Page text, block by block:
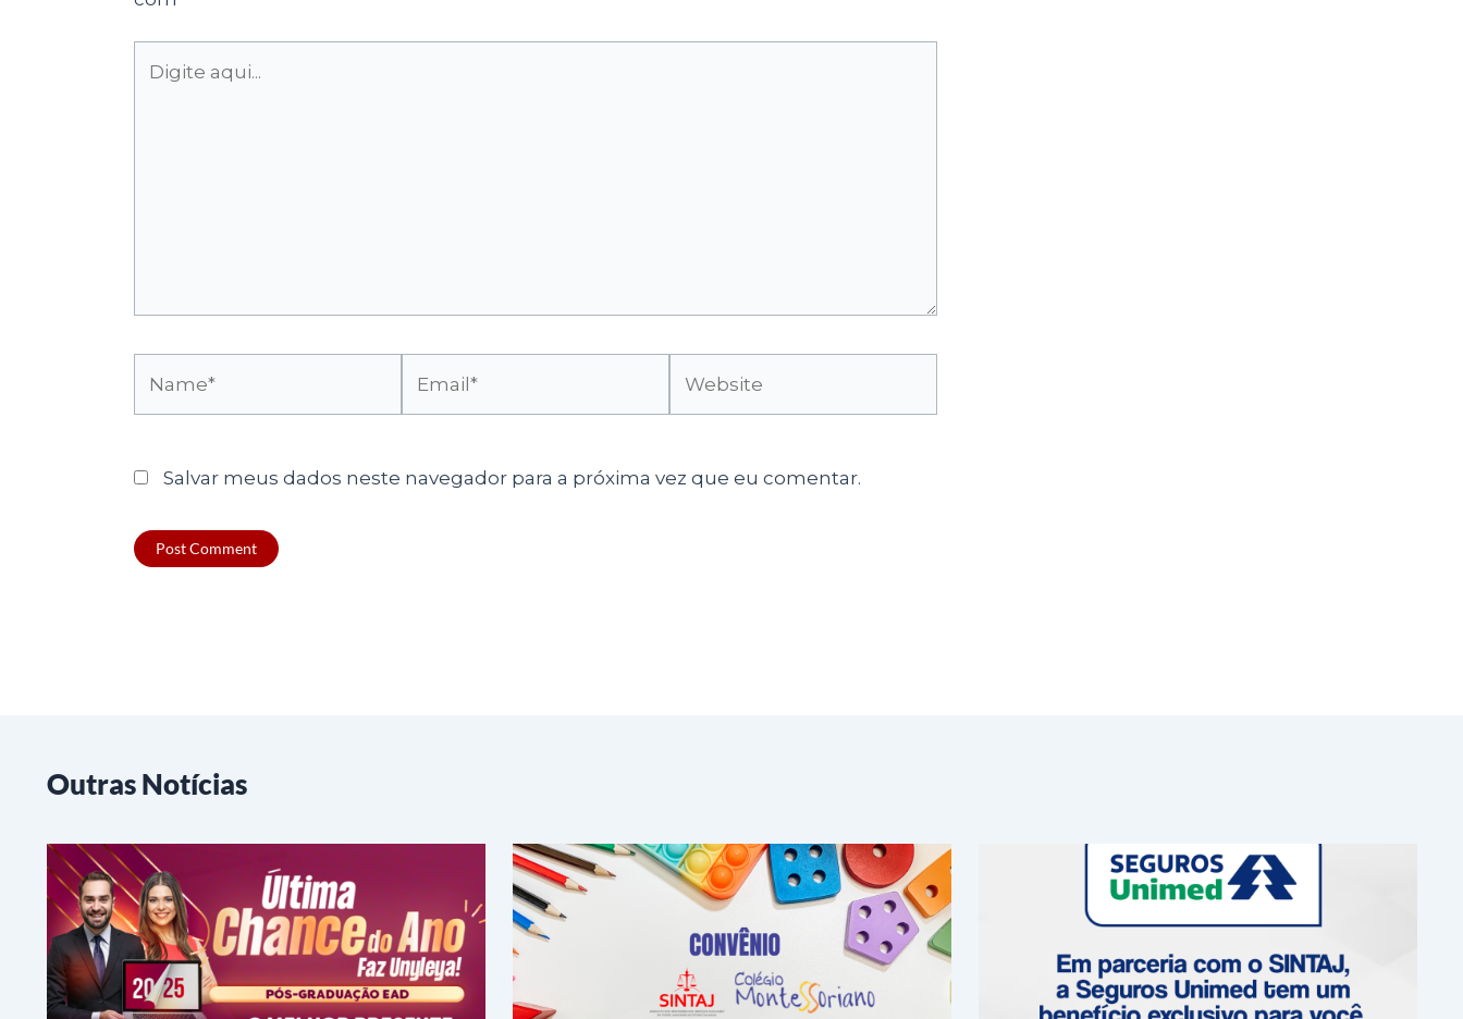
aqui...
Salvar meus dados neste navegador para a próxima vez que eu comentar.
Outras Notícias